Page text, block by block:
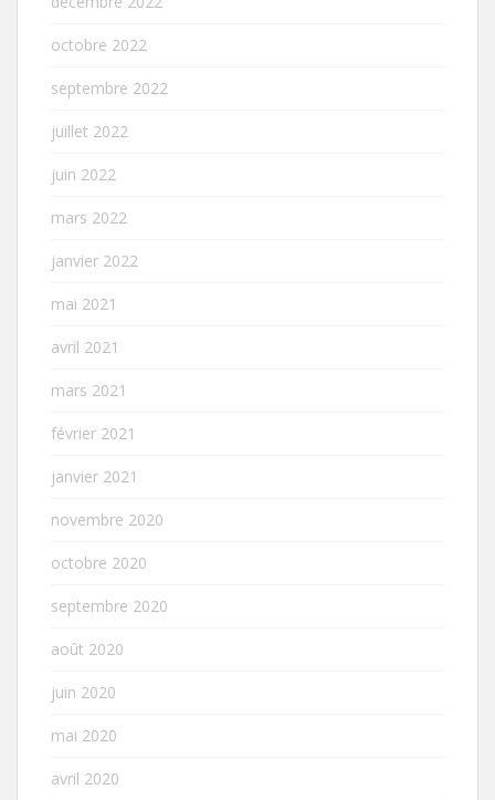
octobre 2022
septembre 2022
juillet 2022
juin 2022
mars 2022
janvier 2022
mai 2021
avril 2021
mars 2021
février 2021
janvier 2021
novembre 2020
octobre 2020
septembre 2020
août 2020
juin 2020
mai 2020
avril 2020